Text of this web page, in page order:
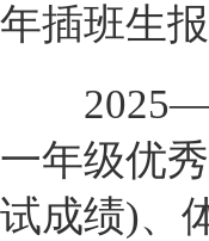
年插班生
一年级优
试成绩)、